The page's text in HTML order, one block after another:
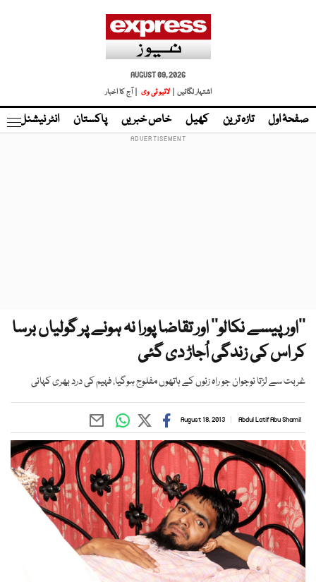
AUGUST 09, 2026
اشتہار لگائیں |
لائیو ٹی وی | آج کا اخبار
صفحۂ اول تازہ ترین کھیل خاص خبریں پاکستان انٹر نیشنل
’’اور پیسے نکالو‘‘ اور تقاضا پورا نہ ہونے پر گولیاں برسا
کر اس کی زندگی اُجاڑ دی گئی
غربت سے لڑتا نوجوان جو راہ زنوں کے ہاتھوں مفلوج ہوگیا، فہیم کی درد بھری کہانی
Abdul Latif Abu Shamil
August 18, 2013